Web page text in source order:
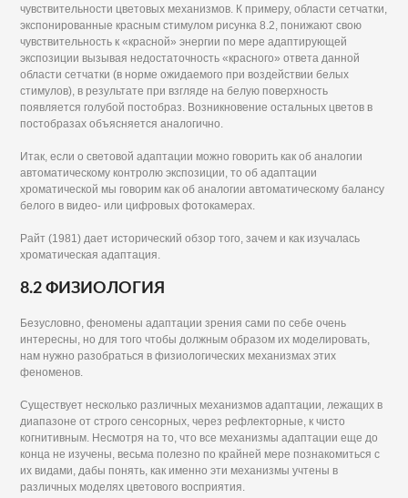
чувствительности цветовых механизмов. К примеру, области сетчатки,
экспонированные красным стимулом рисунка 8.2, понижают свою
чувствительность к «красной» энергии по мере адаптирующей
экспозиции вызывая недостаточность «красного» ответа данной
области сетчатки (в норме ожидаемого при воздействии белых
стимулов), в результате при взгляде на белую поверхность
появляется голубой постобраз. Возникновение остальных цветов в
постобразах объясняется аналогично.
Итак, если о световой адаптации можно говорить как об аналогии
автоматическому контролю экспозиции, то об адаптации
хроматической мы говорим как об аналогии автоматическому балансу
белого в видео- или цифровых фотокамерах.
Райт (1981) дает исторический обзор того, зачем и как изучалась
хроматическая адаптация.
8.2 ФИЗИОЛОГИЯ
Безусловно, феномены адаптации зрения сами по себе очень
интересны, но для того чтобы должным образом их моделировать,
нам нужно разобраться в физиологических механизмах этих
феноменов.
Существует несколько различных механизмов адаптации, лежащих в
диапазоне от строго сенсорных, через рефлекторные, к чисто
когнитивным. Несмотря на то, что все механизмы адаптации еще до
конца не изучены, весьма полезно по крайней мере познакомиться с
их видами, дабы понять, как именно эти механизмы учтены в
различных моделях цветового восприятия.